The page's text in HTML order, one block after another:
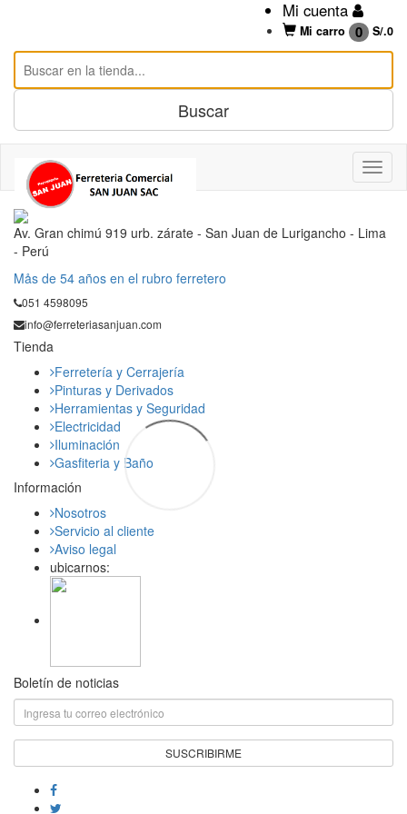
Mi cuenta
Mi carro 0 S/.0
Av. Gran chimú 919 urb. zárate - San Juan de Lurigancho - Lima
- Perú
Mås de 54 años en el rubro ferretero
051 4598095
info@ferreteriasanjuan.com
Tienda
Ferretería y Cerrajería
Pinturas y Derivados
Herramientas y Seguridad
Electricidad
Iluminación
Gasfiteria y Baño
Información
Nosotros
Servicio al cliente
Aviso legal
ubicarnos:
Boletín de noticias